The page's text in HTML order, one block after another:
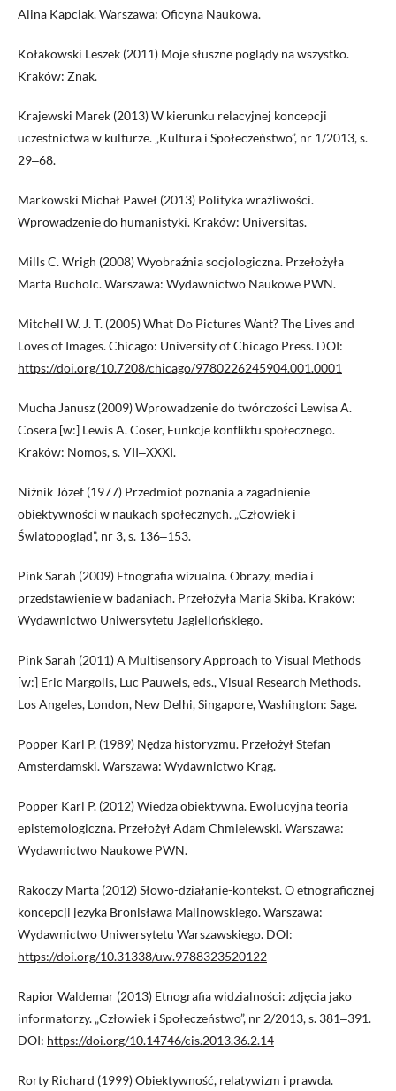
Alina Kapciak. Warszawa: Oficyna Naukowa.
Kołakowski Leszek (2011) Moje słuszne poglądy na wszystko.
Kraków: Znak.
Krajewski Marek (2013) W kierunku relacyjnej koncepcji
uczestnictwa w kulturze. „Kultura i Społeczeństwo”, nr 1/2013, s.
29‒68.
Markowski Michał Paweł (2013) Polityka wrażliwości.
Wprowadzenie do humanistyki. Kraków: Universitas.
Mills C. Wrigh (2008) Wyobraźnia socjologiczna. Przełożyła
Marta Bucholc. Warszawa: Wydawnictwo Naukowe PWN.
Mitchell W. J. T. (2005) What Do Pictures Want? The Lives and
Loves of Images. Chicago: University of Chicago Press. DOI:
https://doi.org/10.7208/chicago/9780226245904.001.0001
Mucha Janusz (2009) Wprowadzenie do twórczości Lewisa A.
Cosera [w:] Lewis A. Coser, Funkcje konfliktu społecznego.
Kraków: Nomos, s. VII‒XXXI.
Niżnik Józef (1977) Przedmiot poznania a zagadnienie
obiektywności w naukach społecznych. „Człowiek i
Światopogląd”, nr 3, s. 136‒153.
Pink Sarah (2009) Etnografia wizualna. Obrazy, media i
przedstawienie w badaniach. Przełożyła Maria Skiba. Kraków:
Wydawnictwo Uniwersytetu Jagiellońskiego.
Pink Sarah (2011) A Multisensory Approach to Visual Methods
[w:] Eric Margolis, Luc Pauwels, eds., Visual Research Methods.
Los Angeles, London, New Delhi, Singapore, Washington: Sage.
Popper Karl P. (1989) Nędza historyzmu. Przełożył Stefan
Amsterdamski. Warszawa: Wydawnictwo Krąg.
Popper Karl P. (2012) Wiedza obiektywna. Ewolucyjna teoria
epistemologiczna. Przełożył Adam Chmielewski. Warszawa:
Wydawnictwo Naukowe PWN.
Rakoczy Marta (2012) Słowo-działanie-kontekst. O etnograficznej
koncepcji języka Bronisława Malinowskiego. Warszawa:
Wydawnictwo Uniwersytetu Warszawskiego. DOI:
https://doi.org/10.31338/uw.9788323520122
Rapior Waldemar (2013) Etnografia widzialności: zdjęcia jako
informatorzy. „Człowiek i Społeczeństwo”, nr 2/2013, s. 381‒391.
DOI: https://doi.org/10.14746/cis.2013.36.2.14
Rorty Richard (1999) Obiektywność, relatywizm i prawda.